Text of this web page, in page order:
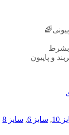
بشرط
و پاپیون
10
, سایز 6 , سایز 8